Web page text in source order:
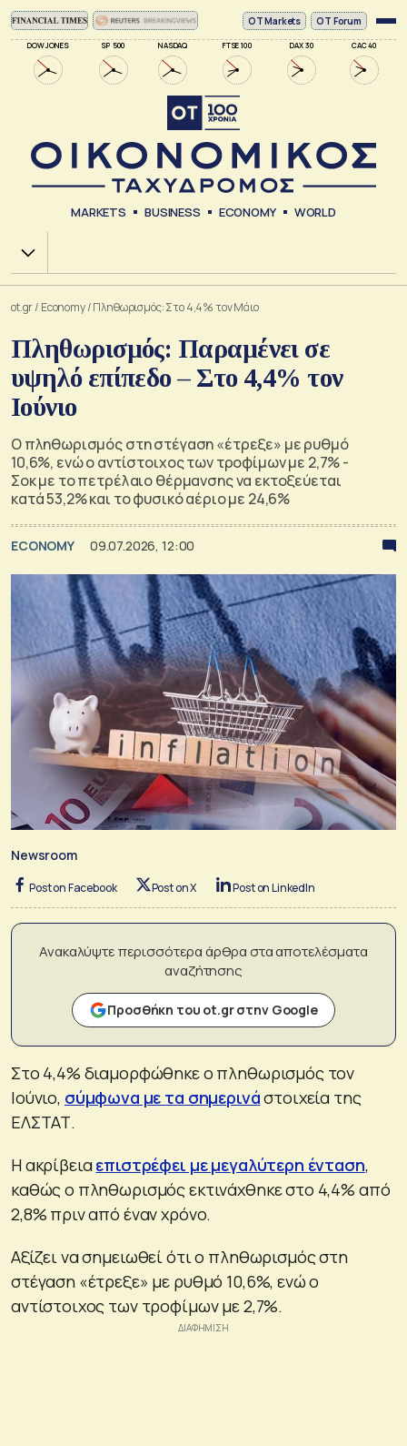
DOW JONES SP 500 NASDAQ FTSE 100 DAX 30 CAC 40
ΟΤ Markets OT Forum
MARKETS BUSINESS ECONOMY WORLD
Χ.Α.
ot.gr/ Economy/Πληθωρισμός: Στο 4,4% τον Μάιο
Πληθωρισμός: Παραμένει σε
υψηλό επίπεδο – Στο 4,4% τον
Ιούνιο
Ο πληθωρισμός στη στέγαση «έτρεξε» με ρυθμό
10,6%, ενώ ο αντίστοιχος των τροφίμων με 2,7% -
Σοκ με το πετρέλαιο θέρμανσης να εκτοξεύεται
κατά 53,2% και το φυσικό αέριο με 24,6%
ECONOMY 09.07.2026, 12:00
Newsroom
Post on Facebook Post on X Post on LinkedIn
Ανακαλύψτε περισσότερα άρθρα στα αποτελέσματα
αναζήτησης
Προσθήκη του ot.gr στην Google
Στο 4,4% διαμορφώθηκε ο πληθωρισμός τον
Ιούνιο, σύμφωνα με τα σημερινάστοιχεία της
ΕΛΣΤΑΤ.
Η ακρίβειαεπιστρέφει με μεγαλύτερη ένταση,
καθώς ο πληθωρισμός εκτινάχθηκε στο 4,4% από
2,8% πριν από έναν χρόνο.
Αξίζει να σημειωθεί ότι ο πληθωρισμός στη
στέγαση «έτρεξε» με ρυθμό 10,6%, ενώ ο
αντίστοιχος των τροφίμων με 2,7%.